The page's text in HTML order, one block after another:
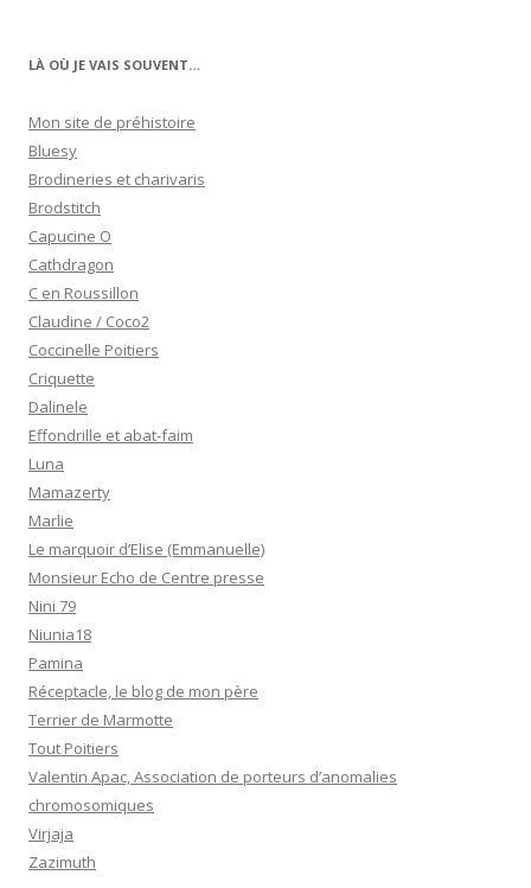
LÀ OÙ JE VAIS SOUVENT…
Mon site de préhistoire
Bluesy
Brodineries et charivaris
Brodstitch
Capucine O
Cathdragon
C en Roussillon
Claudine / Coco2
Coccinelle Poitiers
Criquette
Dalinele
Effondrille et abat-faim
Luna
Mamazerty
Marlie
Le marquoir d’Elise (Emmanuelle)
Monsieur Echo de Centre presse
Nini 79
Niunia18
Pamina
Réceptacle, le blog de mon père
Terrier de Marmotte
Tout Poitiers
Valentin Apac, Association de porteurs d’anomalies
chromosomiques
Virjaja
Zazimuth